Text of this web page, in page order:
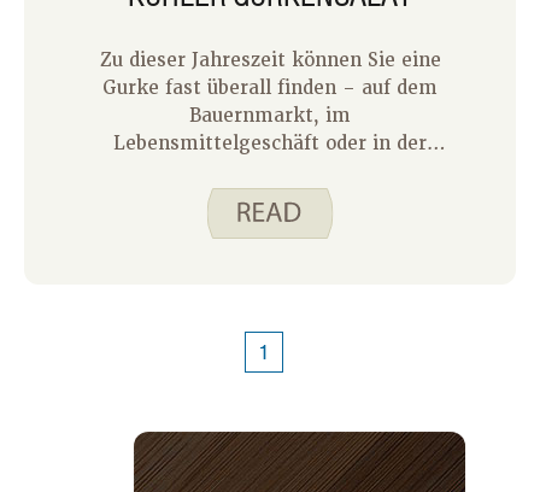
Spend Smart an. Essen Sie intelligent.
Es gibt mehrere Videos, und die, die
wir in unserem Haus als am
hilfreichsten empfunden haben, sind
die Zubereitung einer Melone (die
Lieblingsmelone meines Mannes!) und
die Zubereitung von Spargel.
Zu dieser Jahreszeit können Sie eine
Gurke fast überall finden – auf dem
Bauernmarkt, im
Lebensmittelgeschäft oder in der
Hausgärten geerntet. Ich habe eine
Gurkenpflanze in meinem Garten, die
euch ein Update geben, wie mein
Garten wächst und ein paar Bilder mit
euch teilen.
1